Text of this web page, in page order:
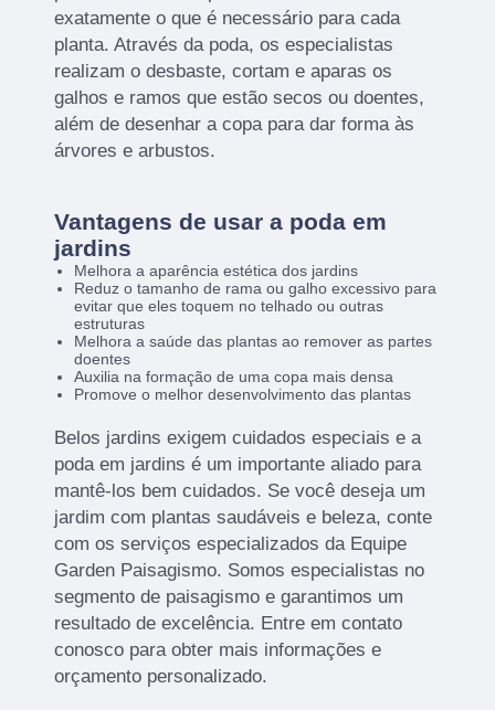
exatamente o que é necessário para cada
planta. Através da poda, os especialistas
realizam o desbaste, cortam e aparas os
galhos e ramos que estão secos ou doentes,
além de desenhar a copa para dar forma às
árvores e arbustos.
Vantagens de usar a poda em
jardins
Melhora a aparência estética dos jardins
Reduz o tamanho de rama ou galho excessivo para
evitar que eles toquem no telhado ou outras
estruturas
Melhora a saúde das plantas ao remover as partes
doentes
Auxilia na formação de uma copa mais densa
Promove o melhor desenvolvimento das plantas
Belos jardins exigem cuidados especiais e a
poda em jardins é um importante aliado para
mantê-los bem cuidados. Se você deseja um
jardim com plantas saudáveis e beleza, conte
com os serviços especializados da Equipe
Garden Paisagismo. Somos especialistas no
segmento de paisagismo e garantimos um
resultado de excelência. Entre em contato
conosco para obter mais informações e
orçamento personalizado.